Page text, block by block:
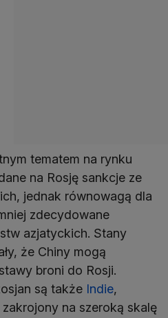
tematem na rynku
na Rosję sankcje ze
jednak równowagą dla
zdecydowane
azjatyckich. Stany
że Chiny mogą
broni do Rosji.
są także Indie,
na szeroką skalę